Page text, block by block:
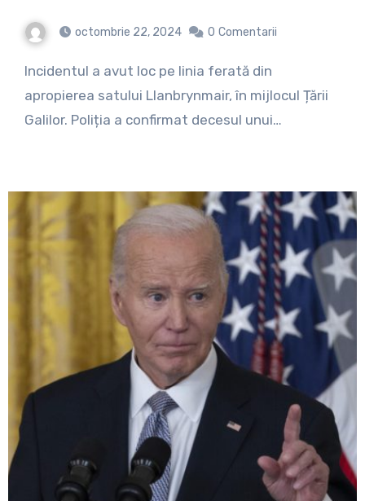
octombrie 22, 2024 0 Comentarii
Incidentul a avut loc pe linia ferată din
apropierea satului Llanbrynmair, în mijlocul Țării
Galilor. Poliția a confirmat decesul unui…